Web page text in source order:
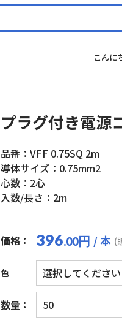
こんに
プラグ付き電源
品番：VFF 0.75SQ 2m
導体サイズ：0.75mm2
心数：2心
入数/長さ：2m
価格： 396.00円 / 本 (
色
数量：
プ
ラ